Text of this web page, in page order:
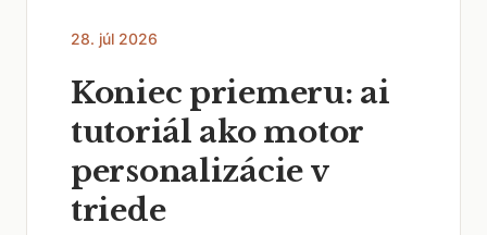
28. júl 2026
Koniec priemeru: ai
tutoriál ako motor
personalizácie v
triede